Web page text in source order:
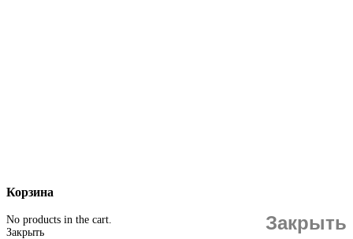
Корзина
Закрыть
No products in the cart.
Закрыть